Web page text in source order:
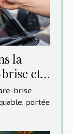
la
et
brise
portée